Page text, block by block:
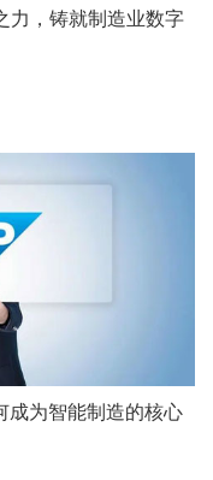
力，铸就制造业数字
成为智能制造的核心